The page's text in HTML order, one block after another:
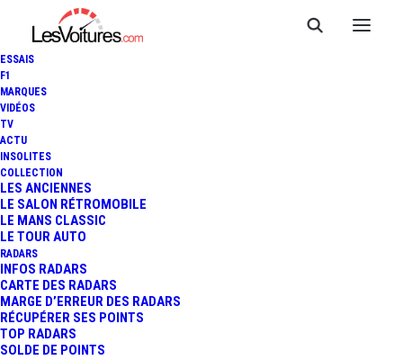
ESSAIS
F1
MARQUES
VIDÉOS
TV
ACTU
INSOLITES
COLLECTION
LES ANCIENNES
LE SALON RÉTROMOBILE
LE MANS CLASSIC
LE TOUR AUTO
RADARS
INFOS RADARS
CARTE DES RADARS
MARGE D’ERREUR DES RADARS
RÉCUPÉRER SES POINTS
TOP RADARS
SOLDE DE POINTS
RÉTROMOBILE : TOUTES LES
INFOS ET LES PLANS DU
SALON À TÉLÉCHARGER
3 Minutes